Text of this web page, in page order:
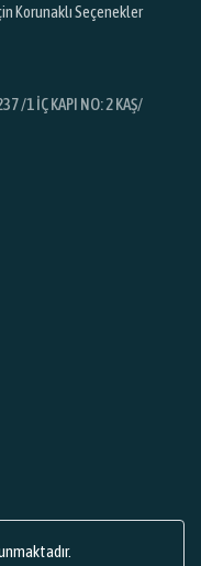
Korunaklı Seçenekler
/1 İÇ KAPI NO: 2 KAŞ/